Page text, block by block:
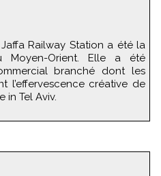
Railway Station a été la
Moyen-Orient. Elle a été
branché dont les
l’effervescence créative de
in Tel Aviv.